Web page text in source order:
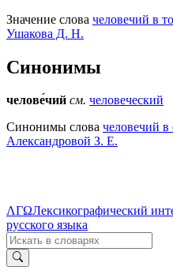
Значение слова человечий в
Ушакова Д. Н.
Синонимы
челове́чий см. человеческий
Синонимы слова человечий
Александровой З. Е.
ΛΓΩЛексикографический
русского языка